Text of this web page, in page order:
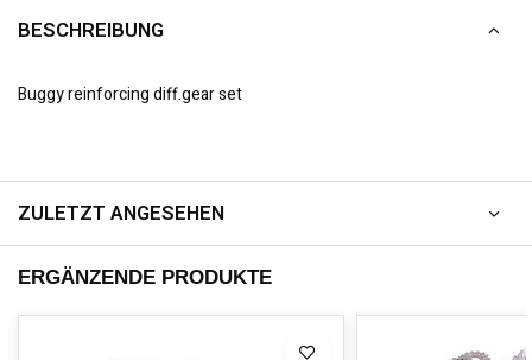
BESCHREIBUNG
Buggy reinforcing diff.gear set
ZULETZT ANGESEHEN
ERGÄNZENDE PRODUKTE